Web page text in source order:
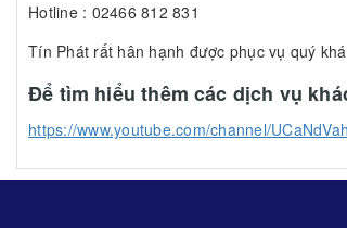
Hotline : 02466 812 831
Tín Phát rất hân hạnh được phục vụ quý
Để tìm hiểu thêm các dịch vụ
https://www.youtube.com/channel/